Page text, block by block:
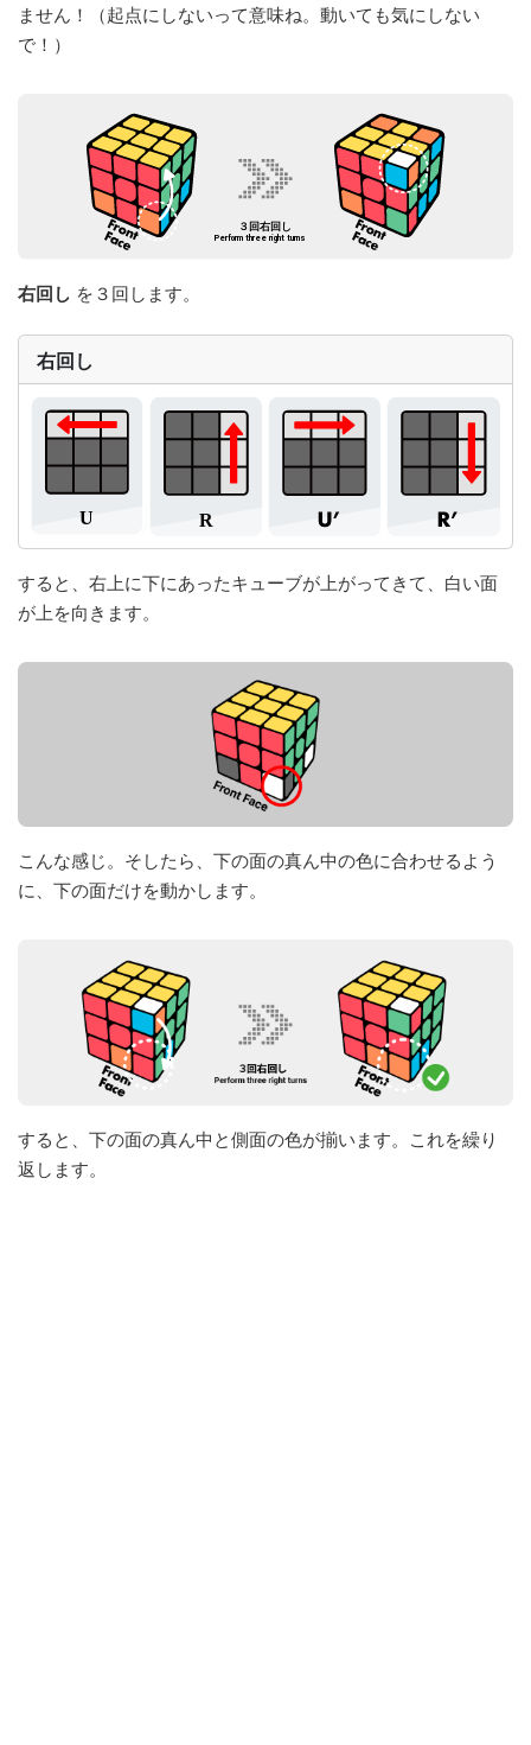
ません！（起点にしないって意味ね。動いても気にしない
で！）
右回し を３回します。
右回し
すると、右上に下にあったキューブが上がってきて、白い面
が上を向きます。
こんな感じ。そしたら、下の面の真ん中の色に合わせるよう
に、下の面だけを動かします。
すると、下の面の真ん中と側面の色が揃います。これを繰り
返します。